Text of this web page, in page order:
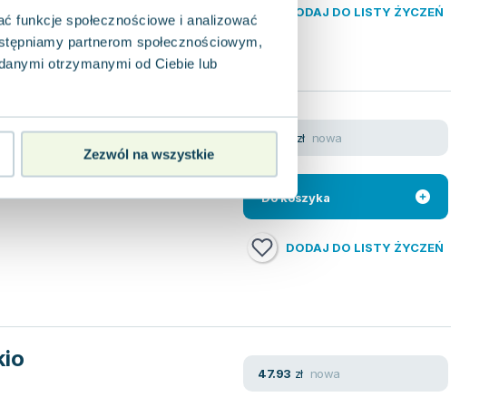
funkcje społecznościowe i analizować
partnerom społecznościowym,
otrzymanymi od Ciebie lub
Zezwól na wszystkie
DODAJ DO LISTY ŻYCZEŃ
węża, musisz być czujny, bo
38.45 zł nowa
Do koszyka
DODAJ DO LISTY ŻYCZEŃ
47.93 zł nowa